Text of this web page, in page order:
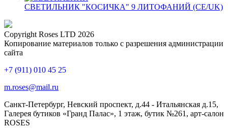
СВЕТИЛЬНИК "КОСИЧКА" 9 ЛИТОФАНИЙ (CE/UK)
Copyright Roses LTD 2026
Копирование материалов только с разрешения администрации
сайта
+7 (911) 010 45 25
m.roses@mail.ru
Санкт-Петербург, Невский проспект, д.44 - Итальянская д.15,
Галерея бутиков «Гранд Палас», 1 этаж, бутик №261, арт-салон
ROSES